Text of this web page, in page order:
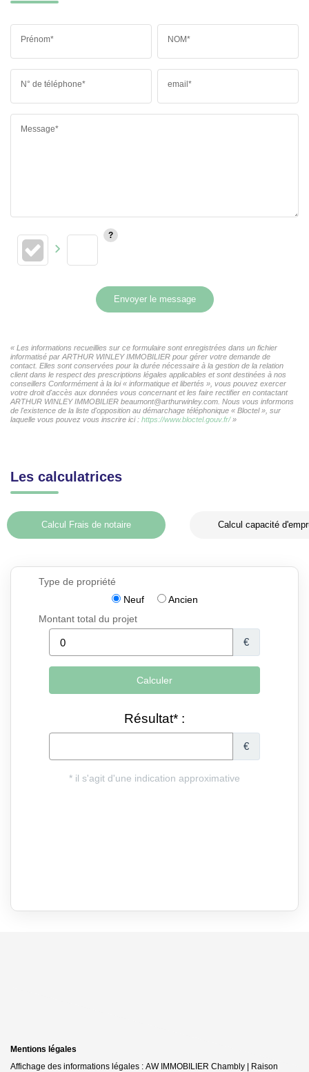
Prénom* NOM*
N° de téléphone* email*
Message*
Envoyer le message
« Les informations recueillies sur ce formulaire sont enregistrées dans un fichier
informatisé par ARTHUR WINLEY IMMOBILIER pour gérer votre demande de
contact. Elles sont conservées pour la durée nécessaire à la gestion de la relation
client dans le respect des prescriptions légales applicables et sont destinées à nos
conseillers Conformément à la loi « informatique et libertés », vous pouvez exercer
votre droit d'accès aux données vous concernant et les faire rectifier en contactant
ARTHUR WINLEY IMMOBILIER beaumont@arthurwinley.com. Nous vous informons
de l'existence de la liste d'opposition au démarchage téléphonique « Bloctel », sur
laquelle vous pouvez vous inscrire ici : https://www.bloctel.gouv.fr/»
Les calculatrices
Calcul Frais de notaire Calcul capacité
Mentions légales
Affichage des informations légales : AW IMMOBILIER Chambly | Raison